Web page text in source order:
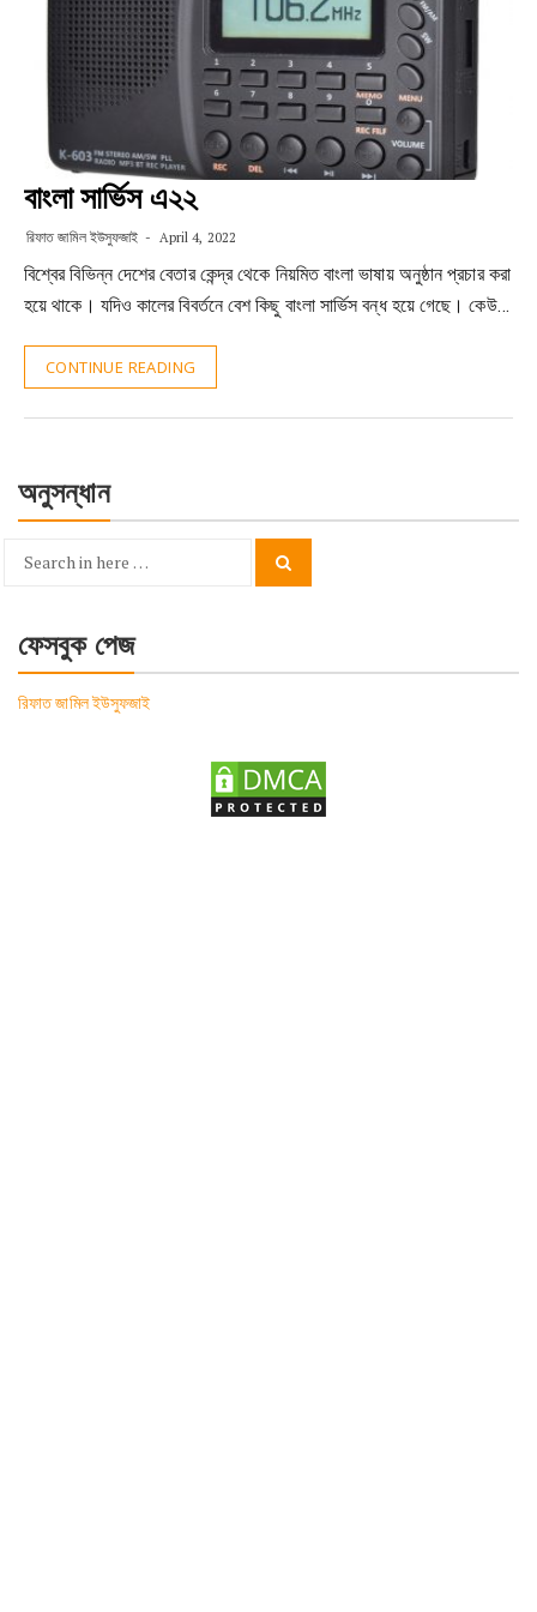
বাংলা সার্ভিস এ২২
রিফাত জামিল ইউসুফজাই April 4, 2022
বিশ্বের বিভিন্ন দেশের বেতার কেন্দ্র থেকে নিয়মিত বাংলা ভাষায় অনুষ্ঠান প্রচার করা
হয়ে থাকে। যদিও কালের বিবর্তনে বেশ কিছু বাংলা সার্ভিস বন্ধ হয়ে গেছে। কেউ…
CONTINUE READING
অনুসন্ধান
Search
ফেসবুক পেজ
রিফাত জামিল ইউসুফজাই